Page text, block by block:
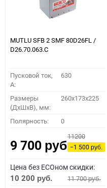
MUTLU SFB 2 SMF 80D26FL /
D26.70.063.C
Пусковой ток,
A:
630
Размеры
(ДхШхВ), мм:
260x173x225
Полярность: 0
9 700 руб.
11200
−1 500руб.
Цена без ECOном скидки:
10 200 руб. 11 700руб.